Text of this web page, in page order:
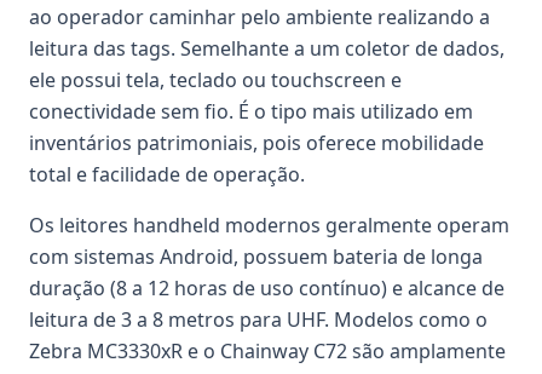
ao operador caminhar pelo ambiente realizando a
leitura das tags. Semelhante a um coletor de dados,
ele possui tela, teclado ou touchscreen e
conectividade sem fio. É o tipo mais utilizado em
inventários patrimoniais, pois oferece mobilidade
total e facilidade de operação.
Os leitores handheld modernos geralmente operam
com sistemas Android, possuem bateria de longa
duração (8 a 12 horas de uso contínuo) e alcance de
leitura de 3 a 8 metros para UHF. Modelos como o
Zebra MC3330xR e o Chainway C72 são amplamente